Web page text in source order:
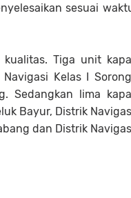
sesuai
Tiga unit
Kelas I
Sedangkan lima
Bayur, Distrik
dan Distrik